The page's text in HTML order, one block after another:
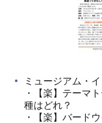
ミュージアム・
・【楽】テーマ
種はどれ？
・【楽】バード